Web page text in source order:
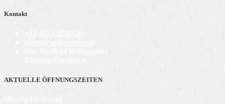
Kontakt
office@heiligenblut.at
Hof 38, 9844 Heiligenblut
AKTUELLE ÖFFNUNGSZEITEN
Montag bis Freitag